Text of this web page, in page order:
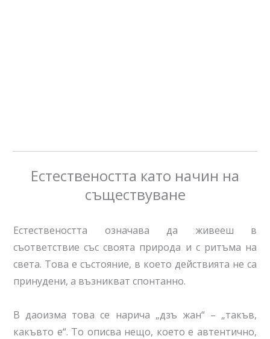
Естествеността като начин на
съществуване
Естествеността означава да живееш в
съответствие със своята природа и с ритъма на
света. Това е състояние, в което действията не са
принудени, а възникват спонтанно.
В даоизма това се нарича „дзъ жан“ – „такъв,
какъвто е“. То описва нещо, което е автентично,